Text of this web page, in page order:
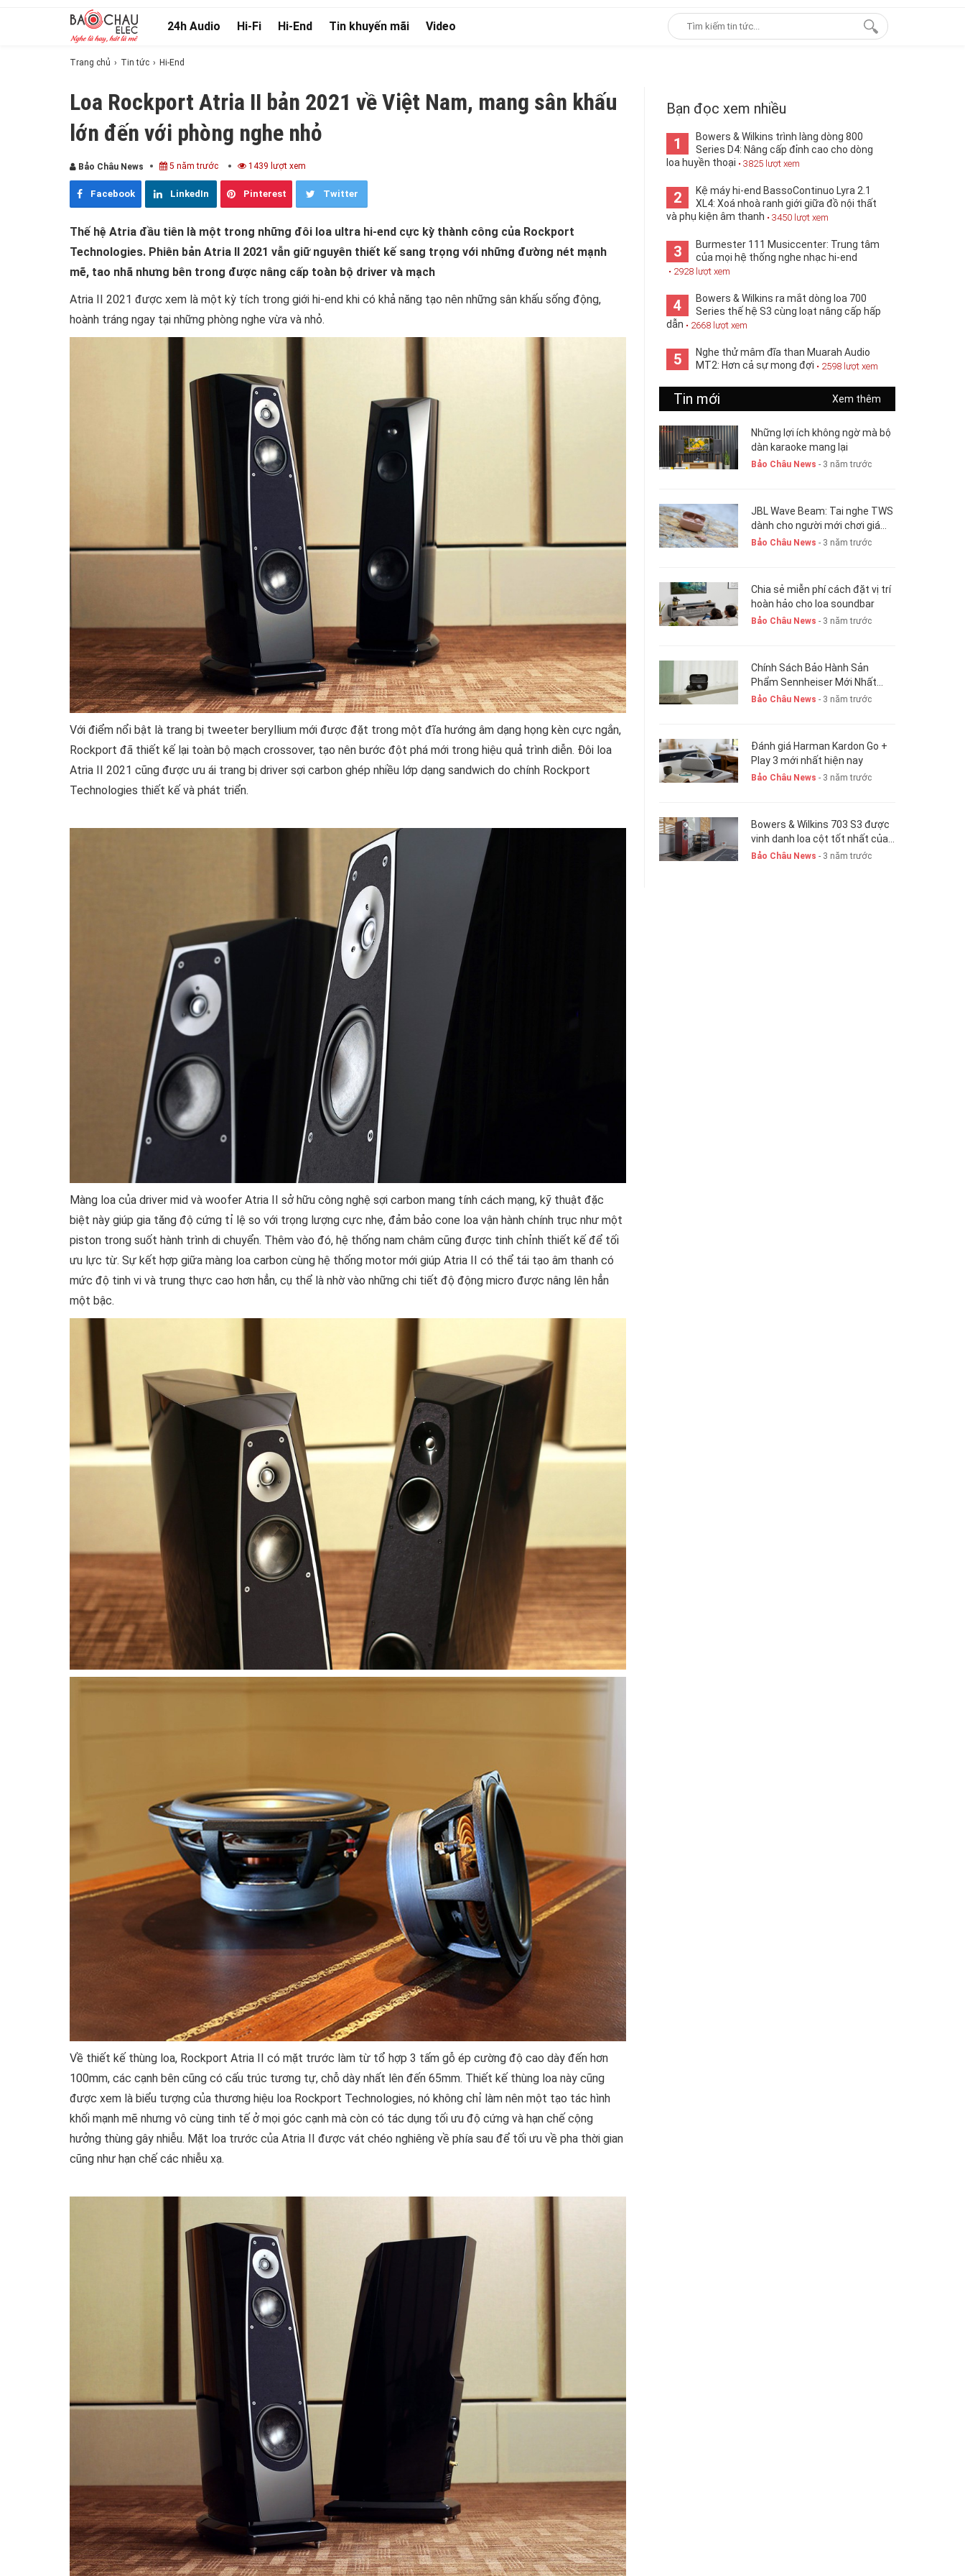
24h Audio Hi-Fi Hi-End Tin khuyến mãi Video
Trang chủ Tin tức Hi-End
Loa Rockport Atria II bản 2021 về Việt Nam, mang sân khấu
lớn đến với phòng nghe nhỏ
Bảo Châu News 5 năm trước 1439 lượt xem
Facebook LinkedIn Pinterest Twitter
Thế hệ Atria đầu tiên là một trong những đôi loa ultra hi-end cực kỳ thành công của Rockport
Technologies. Phiên bản Atria II 2021 vẫn giữ nguyên thiết kế sang trọng với những đường nét mạnh
mẽ, tao nhã nhưng bên trong được nâng cấp toàn bộ driver và mạch
Atria II 2021 được xem là một kỳ tích trong giới hi-end khi có khả năng tạo nên những sân khấu sống động,
hoành tráng ngay tại những phòng nghe vừa và nhỏ.
Với điểm nổi bật là trang bị tweeter beryllium mới được đặt trong một đĩa hướng âm dạng họng kèn cực ngắn,
Rockport đã thiết kế lại toàn bộ mạch crossover, tạo nên bước đột phá mới trong hiệu quả trình diễn. Đôi loa
Atria II 2021 cũng được ưu ái trang bị driver sợi carbon ghép nhiều lớp dạng sandwich do chính Rockport
Technologies thiết kế và phát triển.
Màng loa của driver mid và woofer Atria II sở hữu công nghệ sợi carbon mang tính cách mạng, kỹ thuật đặc
biệt này giúp gia tăng độ cứng tỉ lệ so với trọng lượng cực nhẹ, đảm bảo cone loa vận hành chính trục như một
piston trong suốt hành trình di chuyển. Thêm vào đó, hệ thống nam châm cũng được tinh chỉnh thiết kế để tối
ưu lực từ. Sự kết hợp giữa màng loa carbon cùng hệ thống motor mới giúp Atria II có thể tái tạo âm thanh có
mức độ tinh vi và trung thực cao hơn hẳn, cụ thể là nhờ vào những chi tiết độ động micro được nâng lên hẳn
một bậc.
Về thiết kế thùng loa, Rockport Atria II có mặt trước làm từ tổ hợp 3 tấm gỗ ép cường độ cao dày đến hơn
100mm, các cạnh bên cũng có cấu trúc tương tự, chỗ dày nhất lên đến 65mm. Thiết kế thùng loa này cũng
được xem là biểu tượng của thương hiệu loa Rockport Technologies, nó không chỉ làm nên một tạo tác hình
khối mạnh mẽ nhưng vô cùng tinh tế ở mọi góc cạnh mà còn có tác dụng tối ưu độ cứng và hạn chế cộng
hưởng thùng gây nhiễu. Mặt loa trước của Atria II được vát chéo nghiêng về phía sau để tối ưu về pha thời gian
cũng như hạn chế các nhiễu xạ.
Bạn đọc xem nhiều
1
Bowers & Wilkins trình làng dòng 800
Series D4: Nâng cấp đỉnh cao cho dòng
loa huyền thoại • 3825 lượt xem
2
Kệ máy hi-end BassoContinuo Lyra 2.1
XL4: Xoá nhoà ranh giới giữa đồ nội thất
và phụ kiện âm thanh • 3450 lượt xem
3
Burmester 111 Musiccenter: Trung tâm
của mọi hệ thống nghe nhạc hi-end
• 2928 lượt xem
4
Bowers & Wilkins ra mắt dòng loa 700
Series thế hệ S3 cùng loạt nâng cấp hấp
dẫn • 2668 lượt xem
5
Nghe thử mâm đĩa than Muarah Audio
MT2: Hơn cả sự mong đợi • 2598 lượt xem
Tin mới Xem thêm
Những lợi ích không ngờ mà bộ
dàn karaoke mang lại
Bảo Châu News - 3 năm trước
JBL Wave Beam: Tai nghe TWS
dành cho người mới chơi giá
chỉ 1,5 triệu đồng
Bảo Châu News - 3 năm trước
Chia sẻ miễn phí cách đặt vị trí
hoàn hảo cho loa soundbar
Bảo Châu News - 3 năm trước
Chính Sách Bảo Hành Sản
Phẩm Sennheiser Mới Nhất
Hiện Nay. New 2023
Bảo Châu News - 3 năm trước
Đánh giá Harman Kardon Go +
Play 3 mới nhất hiện nay
Bảo Châu News - 3 năm trước
Bowers & Wilkins 703 S3 được
vinh danh loa cột tốt nhất của
năm 2023-24
Bảo Châu News - 3 năm trước